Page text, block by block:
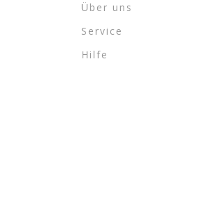
Über uns
Service
Hilfe